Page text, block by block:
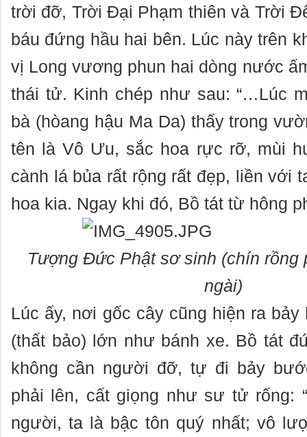
trời đỡ, Trời Đại Phạm thiên và Trời
báu đứng hầu hai bên. Lúc này trên
vị Long vương phun hai dòng nước
thái tử. Kinh chép như sau: “…Lúc
bà (hòang hậu Ma Da) thấy trong
tên là Vô Ưu, sắc hoa rực rỡ, mùi
cành lá bủa rất rộng rất đẹp, liền với
hoa kia. Ngay khi đó, Bồ tát từ hông
Tượng Đức Phật sơ sinh (chín rồng
ngài)
Lúc ấy, nơi gốc cây cũng hiện ra bảy
(thất bảo) lớn như bánh xe. Bồ tát
không cần người đỡ, tự đi bảy
phải lên, cất giọng như sư tử rống:
người, ta là bậc tôn quý nhất; vô